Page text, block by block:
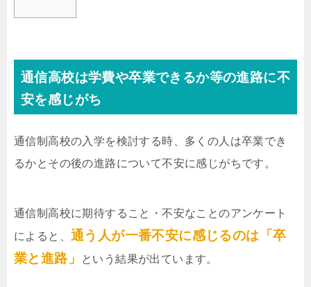
通信高校は学費や卒業できるか等の進路に不
安を感じがち
通信制高校の入学を検討する時、多くの人は卒業でき
るかとその後の進路について不安に感じがちです。
通信制高校に期待すること・不安なことのアンケート
によると、 通う人が一番不安に感じるのは「卒
業と進路」
という結果が出ています。